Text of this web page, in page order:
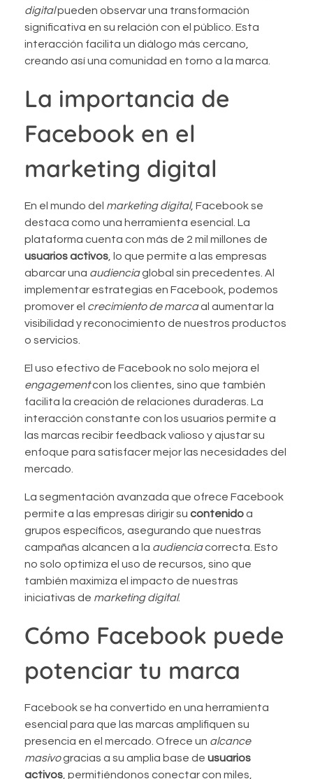
digitalpueden observar una transformación
significativa en su relación con el público. Esta
interacción facilita un diálogo más cercano,
creando así una comunidad en torno a la marca.
La importancia de
Facebook en el
marketing digital
En el mundo del marketing digital, Facebook se
destaca como una herramienta esencial. La
plataforma cuenta con más de 2 mil millones de
usuarios activos , lo que permite a las empresas
abarcar una audienciaglobal sin precedentes. Al
implementar estrategias en Facebook, podemos
promover el crecimiento de marcaal aumentar la
visibilidad y reconocimiento de nuestros productos
o servicios.
El uso efectivo de Facebook no solo mejora el
engagementcon los clientes, sino que también
facilita la creación de relaciones duraderas. La
interacción constante con los usuarios permite a
las marcas recibir feedback valioso y ajustar su
enfoque para satisfacer mejor las necesidades del
mercado.
La segmentación avanzada que ofrece Facebook
permite a las empresas dirigir su contenidoa
grupos específicos, asegurando que nuestras
campañas alcancen a la audienciacorrecta. Esto
no solo optimiza el uso de recursos, sino que
también maximiza el impacto de nuestras
iniciativas de marketing digital.
Cómo Facebook puede
potenciar tu marca
Facebook se ha convertido en una herramienta
esencial para que las marcas amplifiquen su
presencia en el mercado. Ofrece un alcance
masivogracias a su amplia base de usuarios
activos , permitiéndonos conectar con miles,